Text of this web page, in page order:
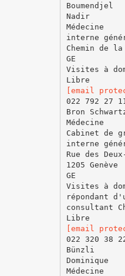
Boumendjel
Nadir
Médecine
interne
Chemin de
GE
Visites à
[email
022 792 27 11
Bron
Médecine
Cabinet de
interne
Rue des
1205 Genève
GE
Visites à
répondant
consultant
[email
022 320 38
Bünzli
Dominique
Médecine